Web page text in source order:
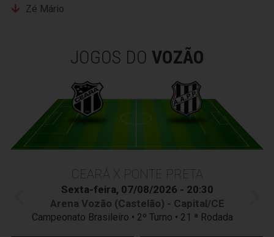
Zé Mário
JOGOS DO VOZÃO
CEARÁ X PONTE PRETA
Sexta-feira, 07/08/2026 - 20:30
Arena Vozão (Castelão) - Capital/CE
Campeonato Brasileiro • 2º Turno • 21 ª Rodada